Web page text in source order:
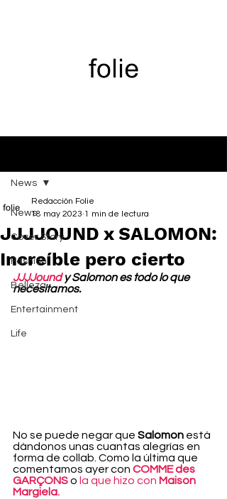
News
Cover Story
Fashion
Belleza
Entertainment
Life
News
JJJJOUND x SALOMON:
Increíble pero cierto
Redacción Folie
18 may 2023 1 min de lectura
JJJJound y Salomon es todo lo que
necesitamos.
No se puede negar que Salomon está
dándonos unas cuantas alegrías en
forma de collab. Como la última que
comentamos ayer con COMME des
GARÇONS o la que hizo con Maison
Margiela.